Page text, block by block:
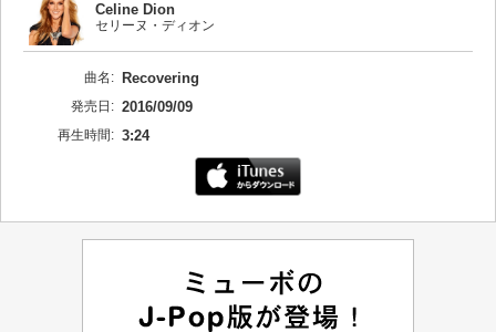
Celine Dion
セリーヌ・ディオン
曲名: Recovering
発売日: 2016/09/09
再生時間: 3:24